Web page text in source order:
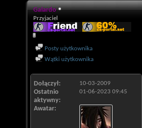
Galardo
Przyjaciel
Posty użytkownika
Wątki użytkownika
Dołączył 10-03-2009
Ostatnio
aktywny
01-06-2023 09:45
Awatar